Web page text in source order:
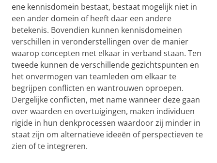
ene kennisdomein bestaat, bestaat mogelijk niet in
een ander domein of heeft daar een andere
betekenis. Bovendien kunnen kennisdomeinen
verschillen in veronderstellingen over de manier
waarop concepten met elkaar in verband staan. Ten
tweede kunnen de verschillende gezichtspunten en
het onvermogen van teamleden om elkaar te
begrijpen conflicten en wantrouwen oproepen.
Dergelijke conflicten, met name wanneer deze gaan
over waarden en overtuigingen, maken individuen
rigide in hun denkprocessen waardoor zij minder in
staat zijn om alternatieve ideeën of perspectieven te
zien of te integreren.